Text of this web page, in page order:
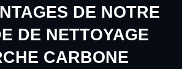
DE NOTRE
DE NETTOYAGE
CARBONE